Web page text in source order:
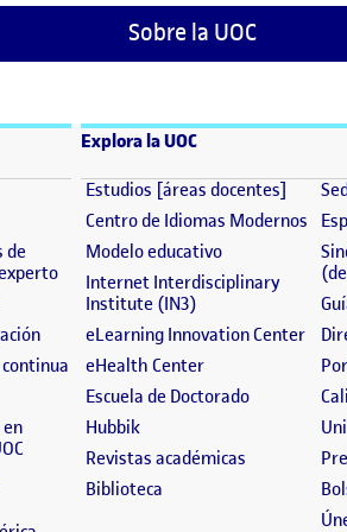
Sobre la UOC
ventana)
ventana)
de
(se abre en nueva ventana)
abre en nueva ventana)
(se abre en nueva ventana)
(se abre en nueva ventana)
abre en nueva ventana)
en
(se abre en nueva ventana)
nueva ventana)
Explora la UOC
Estudios [áreas docentes] (se
Centro de Idiomas Modernos(se
Modelo educativo(se abre en
Internet Interdisciplinary
Institute (IN3)(se abre en nueva
eLearning Innovation Center(se
eHealth Center(se abre en nueva
Escuela de Doctorado(se abre en
Hubbik(se abre en nueva
Revistas académicas(se abre en
Biblioteca(se abre en nueva